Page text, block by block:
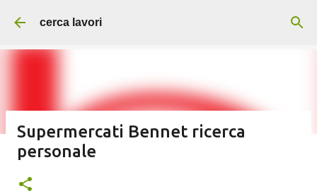
Passa ai contenuti principali
cerca lavori
aziende e supermercati
Supermercati Bennet ricerca
personale